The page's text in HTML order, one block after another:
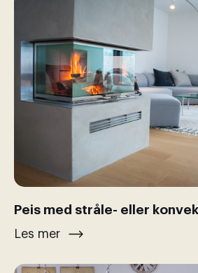
Peis med stråle- eller
Les mer